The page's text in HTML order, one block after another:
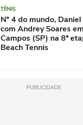
TÊNIS
Nº 4 do mundo,
com Andrey Soares
Campos (SP) na 8ª
Beach Tennis
PUBLICIDADE